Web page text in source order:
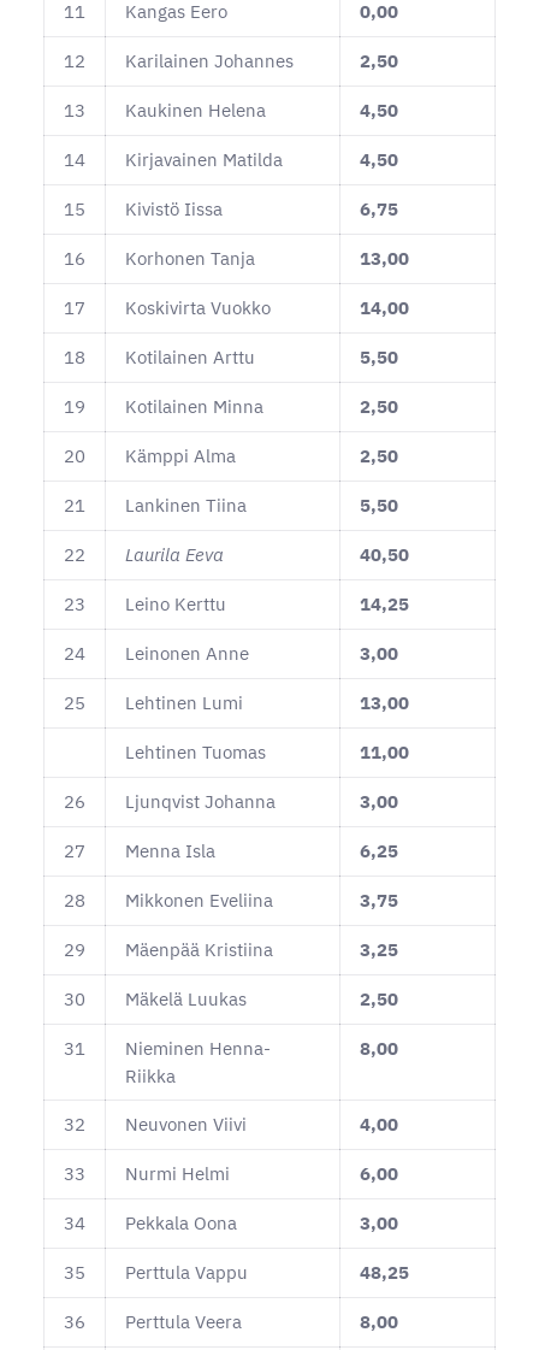
11 Kangas Eero 0,00
12 Karilainen Johannes 2,50
13 Kaukinen Helena 4,50
14 Kirjavainen Matilda 4,50
15 Kivistö Iissa 6,75
16 Korhonen Tanja 13,00
17 Koskivirta Vuokko 14,00
18 Kotilainen Arttu 5,50
19 Kotilainen Minna 2,50
20 Kämppi Alma 2,50
21 Lankinen Tiina 5,50
22 Laurila Eeva 40,50
23 Leino Kerttu 14,25
24 Leinonen Anne 3,00
25 Lehtinen Lumi 13,00
Lehtinen Tuomas 11,00
26 Ljunqvist Johanna 3,00
27 Menna Isla 6,25
28 Mikkonen Eveliina 3,75
29 Mäenpää Kristiina 3,25
30 Mäkelä Luukas 2,50
31
Nieminen Henna-
Riikka
8,00
32 Neuvonen Viivi 4,00
33 Nurmi Helmi 6,00
34 Pekkala Oona 3,00
35 Perttula Vappu 48,25
36 Perttula Veera 8,00